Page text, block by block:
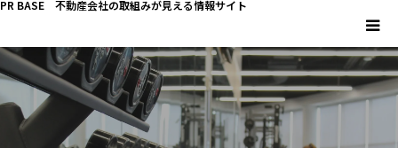
PR BASE 不動産会社の取組みが見える情報サイト
HOME
PR BASEとは